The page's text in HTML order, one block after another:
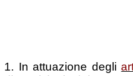
1. In attuazione degli